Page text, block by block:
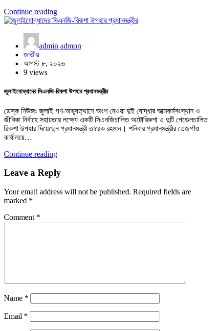
Continue reading
admin admon
জাতীয়
আগস্ট ৮, ২০২৬
9 views
জুলাইযোদ্ধাদের সিএনজি-রিকশা উপহার প্রধানমন্ত্রীর
ডেস্ক নিউজঃ জুলাই গণ-অভ্যুত্থানে অংশ নেওয়া দুই যোদ্ধার আত্মকর্মসংস্থান ও
জীবিকা নির্বাহে সহায়তার লক্ষ্যে একটি সিএনজিচালিত অটোরিকশা ও দুটি পেডেলচালিত
রিকশা উপহার দিয়েছেন প্রধানমন্ত্রী তারেক রহমান। শনিবার প্রধানমন্ত্রীর তেজগাঁও
কার্যালয়ে…
Continue reading
Leave a Reply
Your email address will not be published. Required fields are
marked *
Comment *
Name *
Email *